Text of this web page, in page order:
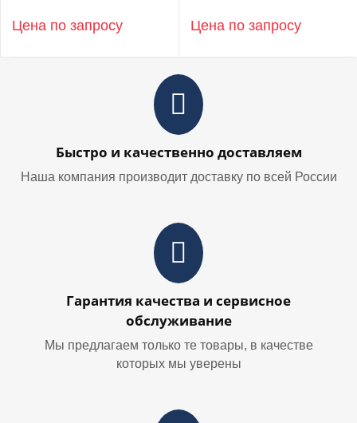
Цена по запросу Цена по запросу
Быстро и качественно доставляем
Наша компания производит доставку по всей России
Гарантия качества и сервисное
обслуживание
Мы предлагаем только те товары, в качестве
которых мы уверены